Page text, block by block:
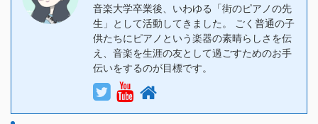
音楽大学卒業後、いわゆる「街のピアノの先
生」として活動してきました。 ごく普通の子
供たちにピアノという楽器の素晴らしさを伝
え、音楽を生涯の友として過ごすためのお手
伝いをするのが目標です。